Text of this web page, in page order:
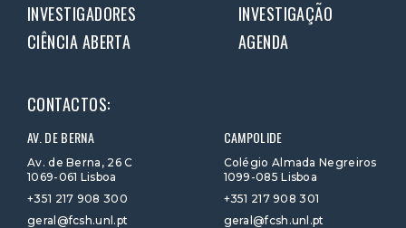
INVESTIGADORES
INVESTIGAÇÃO
CIÊNCIA ABERTA
AGENDA
CONTACTOS:
AV. DE BERNA
Av. de Berna, 26 C
1069-061 Lisboa
+351 217 908 300
geral@fcsh.unl.pt
CAMPOLIDE
Colégio Almada Negreiros
1099-085 Lisboa
+351 217 908 301
geral@fcsh.unl.pt